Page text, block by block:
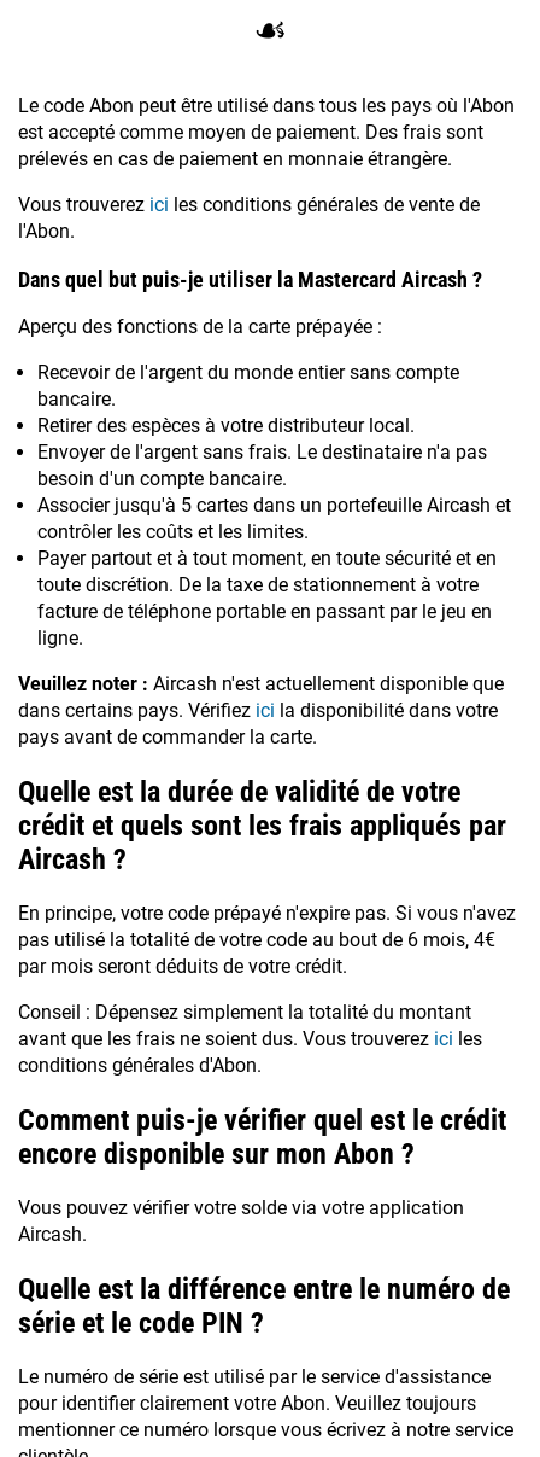
☙
Le code Abon peut être utilisé dans tous les pays où l'Abon
est accepté comme moyen de paiement. Des frais sont
prélevés en cas de paiement en monnaie étrangère.
Vous trouverez ici les conditions générales de vente de
l'Abon.
Dans quel but puis-je utiliser la Mastercard Aircash ?
Aperçu des fonctions de la carte prépayée :
Recevoir de l'argent du monde entier sans compte
bancaire.
Retirer des espèces à votre distributeur local.
Envoyer de l'argent sans frais. Le destinataire n'a pas
besoin d'un compte bancaire.
Associer jusqu'à 5 cartes dans un portefeuille Aircash et
contrôler les coûts et les limites.
Payer partout et à tout moment, en toute sécurité et en
toute discrétion. De la taxe de stationnement à votre
facture de téléphone portable en passant par le jeu en
ligne.
Veuillez noter : Aircash n'est actuellement disponible que
dans certains pays. Vérifiez ici la disponibilité dans votre
pays avant de commander la carte.
Quelle est la durée de validité de votre
crédit et quels sont les frais appliqués par
Aircash ?
En principe, votre code prépayé n'expire pas. Si vous n'avez
pas utilisé la totalité de votre code au bout de 6 mois, 4€
par mois seront déduits de votre crédit.
Conseil : Dépensez simplement la totalité du montant
avant que les frais ne soient dus. Vous trouverez ici les
conditions générales d'Abon.
Comment puis-je vérifier quel est le crédit
encore disponible sur mon Abon ?
Vous pouvez vérifier votre solde via votre application
Aircash.
Quelle est la différence entre le numéro de
série et le code PIN ?
Le numéro de série est utilisé par le service d'assistance
pour identifier clairement votre Abon. Veuillez toujours
mentionner ce numéro lorsque vous écrivez à notre service